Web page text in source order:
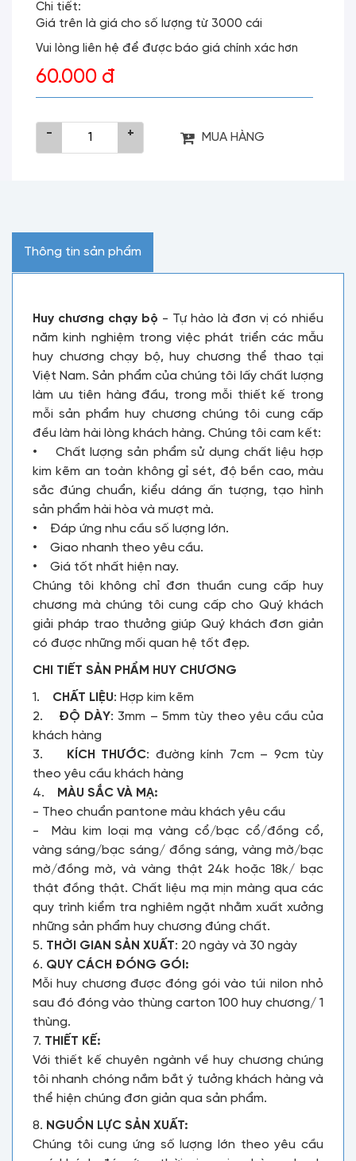
Chi tiết:
Giá trên là giá cho số lượng từ 3000 cái
Vui lòng liên hệ để được báo giá chính xác hơn
60.000 đ
- + MUA HÀNG
Thông tin sản phẩm
Huy chương chạy bộ - Tự hào là đơn vị có nhiều
năm kinh nghiệm trong việc phát triển các mẫu
huy chương chạy bộ, huy chương thể thao tại
Việt Nam. Sản phẩm của chúng tôi lấy chất lượng
làm ưu tiên hàng đầu, trong mỗi thiết kế trong
mỗi sản phẩm huy chương chúng tôi cung cấp
đều làm hài lòng khách hàng. Chúng tôi cam kết:
• Chất lượng sản phẩm sử dụng chất liệu hợp
kim kẽm an toàn không gỉ sét, độ bền cao, màu
sắc đúng chuẩn, kiểu dáng ấn tượng, tạo hình
sản phẩm hài hòa và mượt mà.
• Đáp ứng nhu cầu số lượng lớn.
• Giao nhanh theo yêu cầu.
• Giá tốt nhất hiện nay.
Chúng tôi không chỉ đơn thuần cung cấp huy
chương mà chúng tôi cung cấp cho Quý khách
giải pháp trao thưởng giúp Quý khách đơn giản
có được những mối quan hệ tốt đẹp.
CHI TIẾT SẢN PHẨM HUY CHƯƠNG
1. CHẤT LIỆU: Hợp kim kẽm
2. ĐỘ DÀY: 3mm – 5mm tùy theo yêu cầu của
khách hàng
3.
KÍCH THƯỚC: đường kính 7cm – 9cm tùy
theo yêu cầu khách hàng
4.
MÀU SẮC VÀ MẠ:
- Theo chuẩn pantone màu khách yêu cầu
- Màu kim loại mạ vàng cổ/bạc cổ/đồng cổ,
vàng sáng/bạc sáng/ đồng sáng, vàng mờ/bạc
mờ/đồng mờ, và vàng thật 24k hoặc 18k/ bạc
thật đồng thật. Chất liệu mạ mịn màng qua các
quy trình kiểm tra nghiêm ngặt nhằm xuất xưởng
những sản phẩm huy chương đúng chất.
5. THỜI GIAN SẢN XUẤT: 20 ngày và 30 ngày
6. QUY CÁCH ĐÓNG GÓI:
Mỗi huy chương được đóng gói vào túi nilon nhỏ
sau đó đóng vào thùng carton 100 huy chương/ 1
thùng.
7. THIẾT KẾ:
Với thiết kế chuyên ngành về huy chương chúng
tôi nhanh chóng nắm bắt ý tưởng khách hàng và
thể hiện chúng đơn giản qua sản phẩm.
8. NGUỒN LỰC SẢN XUẤT:
Chúng tôi cung ứng số lượng lớn theo yêu cầu